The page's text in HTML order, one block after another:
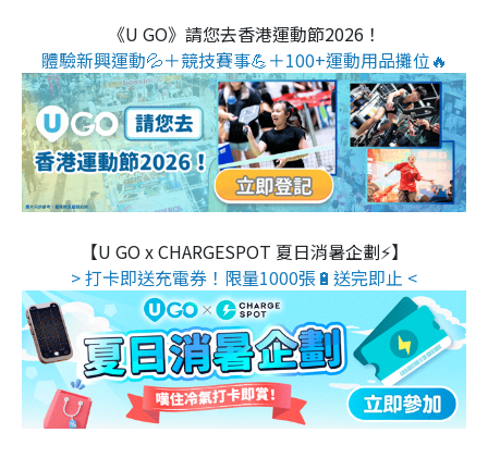
《U GO》請您去香港運動節2026！
體驗新興運動💦＋競技賽事💪＋100+運動用品攤位🔥
【U GO x CHARGESPOT 夏日消暑企劃⚡】
> 打卡即送充電券！限量1000張🔋送完即止 <